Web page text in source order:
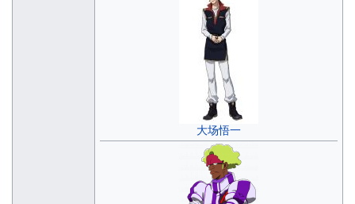
大场悟一